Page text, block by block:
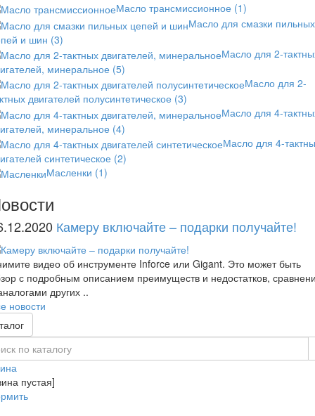
Масло трансмиссионное (1)
Масло для смазки пильных
и шин (3)
Масло для 2-
минеральное (5)
Масло для 2-
двигателей полусинтетическое (3)
Масло для 4-
минеральное (4)
Масло для 4-
синтетическое (2)
Масленки (1)
Камеру включайте – подарки получайте!
видео об инструменте Inforce или Gigant. Это может быть
с подробным описанием преимуществ и недостатков,
других ..
новости
пустая]